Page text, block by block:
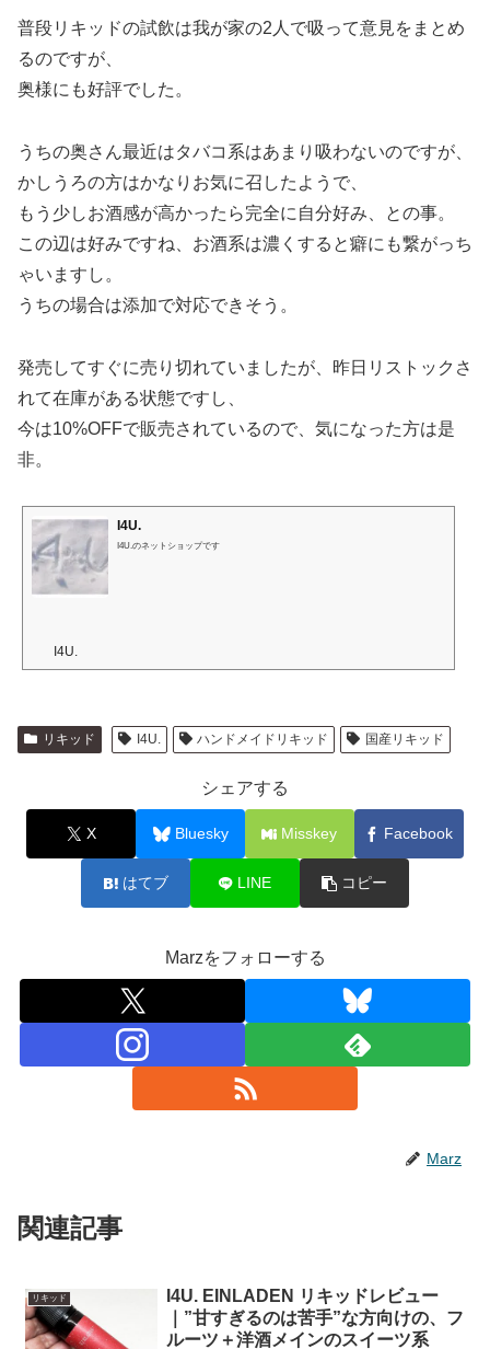
普段リキッドの試飲は我が家の2人で吸って意見をまとめ
るのですが、
奥様にも好評でした。
うちの奥さん最近はタバコ系はあまり吸わないのですが、
かしうろの方はかなりお気に召したようで、
もう少しお酒感が高かったら完全に自分好み、との事。
この辺は好みですね、お酒系は濃くすると癖にも繋がっち
ゃいますし。
うちの場合は添加で対応できそう。
発売してすぐに売り切れていましたが、昨日リストックさ
れて在庫がある状態ですし、
今は10%OFFで販売されているので、気になった方は是
非。
I4U.
I4U.のネットショップです
I4U.
リキッド I4U. ハンドメイドリキッド 国産リキッド
シェアする
X Bluesky Misskey Facebook
はてブ LINE コピー
Marzをフォローする
Marz
関連記事
リキッド
I4U. EINLADEN リキッドレビュー
｜”甘すぎるのは苦手”な方向けの、フ
ルーツ＋洋酒メインのスイーツ系